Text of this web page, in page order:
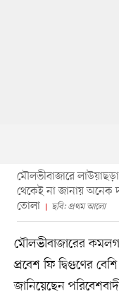
মৌলভীবাজারে
থেকেই না জানায় অনেক
তোলা
ছবি: প্রথম আলো
মৌলভীবাজারের
প্রবেশ ফি দ্বিগুণের
জানিয়েছেন